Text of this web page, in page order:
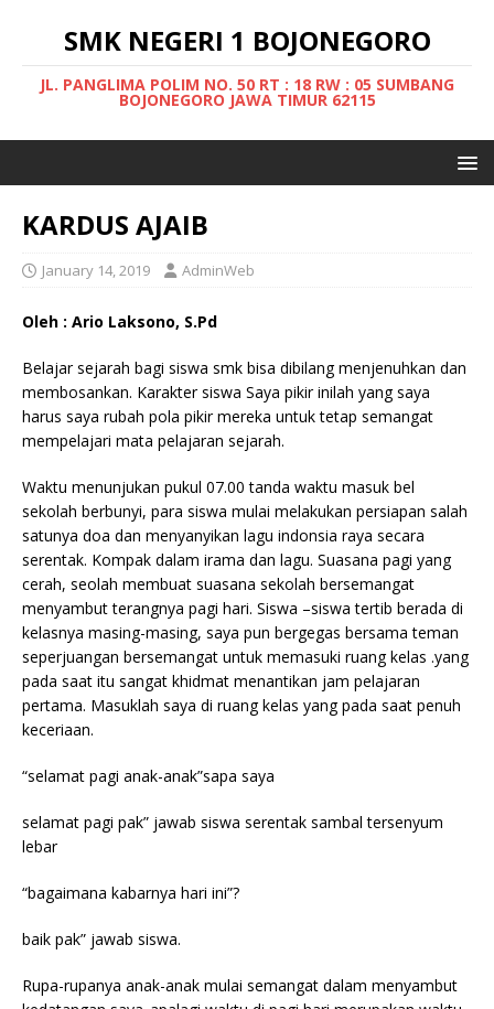
SMK NEGERI 1 BOJONEGORO
JL. PANGLIMA POLIM NO. 50 RT : 18 RW : 05 SUMBANG
BOJONEGORO JAWA TIMUR 62115
KARDUS AJAIB
January 14, 2019 AdminWeb
Oleh : Ario Laksono, S.Pd
Belajar sejarah bagi siswa smk bisa dibilang menjenuhkan dan
membosankan. Karakter siswa Saya pikir inilah yang saya
harus saya rubah pola pikir mereka untuk tetap semangat
mempelajari mata pelajaran sejarah.
Waktu menunjukan pukul 07.00 tanda waktu masuk bel
sekolah berbunyi, para siswa mulai melakukan persiapan salah
satunya doa dan menyanyikan lagu indonsia raya secara
serentak. Kompak dalam irama dan lagu. Suasana pagi yang
cerah, seolah membuat suasana sekolah bersemangat
menyambut terangnya pagi hari. Siswa –siswa tertib berada di
kelasnya masing-masing, saya pun bergegas bersama teman
seperjuangan bersemangat untuk memasuki ruang kelas .yang
pada saat itu sangat khidmat menantikan jam pelajaran
pertama. Masuklah saya di ruang kelas yang pada saat penuh
keceriaan.
“selamat pagi anak-anak”sapa saya
selamat pagi pak” jawab siswa serentak sambal tersenyum
lebar
“bagaimana kabarnya hari ini”?
baik pak” jawab siswa.
Rupa-rupanya anak-anak mulai semangat dalam menyambut